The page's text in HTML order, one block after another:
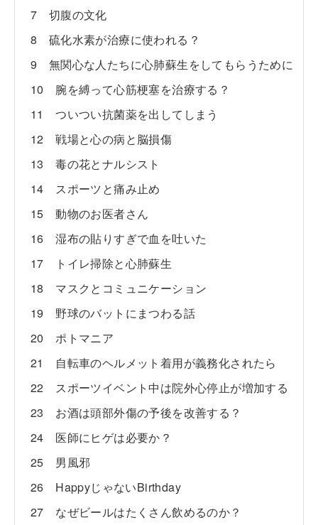
7 切腹の文化
8 硫化水素が治療に使われる？
9 無関心な人たちに心肺蘇生をしてもらうために
10 腕を縛って心筋梗塞を治療する？
11 ついつい抗菌薬を出してしまう
12 戦場と心の病と脳損傷
13 毒の花とナルシスト
14 スポーツと痛み止め
15 動物のお医者さん
16 湿布の貼りすぎで血を吐いた
17 トイレ掃除と心肺蘇生
18 マスクとコミュニケーション
19 野球のバットにまつわる話
20 ポトマニア
21 自転車のヘルメット着用が義務化されたら
22 スポーツイベント中は院外心停止が増加する
23 お酒は頭部外傷の予後を改善する？
24 医師にヒゲは必要か？
25 男風邪
26 HappyじゃないBirthday
27 なぜビールはたくさん飲めるのか？